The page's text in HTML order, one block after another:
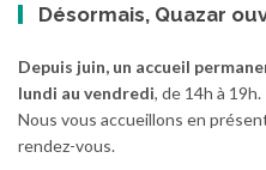
Désormais, Quazar
Depuis juin, un accueil
lundi au vendredi, de 14h à 19h.
Nous vous accueillons en
rendez-vous.